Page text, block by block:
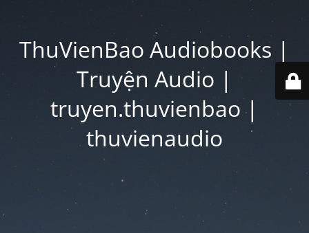
ThuVienBao Audiobooks |
Truyện Audio |
truyen.thuvienbao |
thuvienaudio